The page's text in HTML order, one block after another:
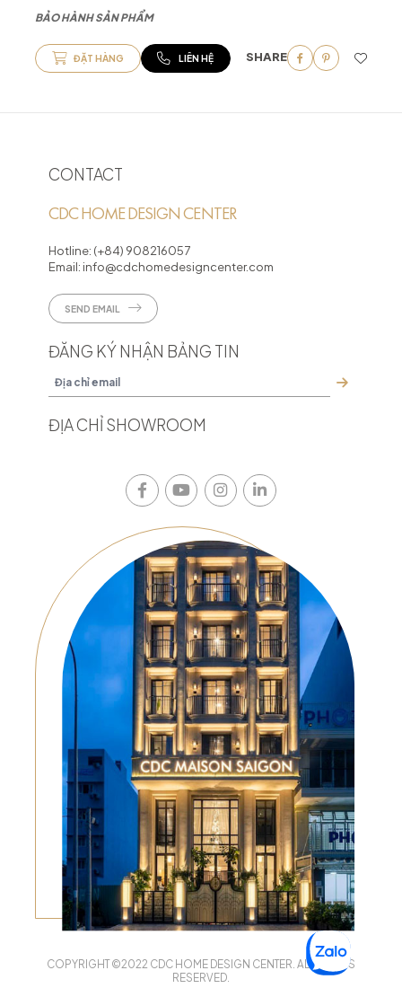
BẢO HÀNH SẢN PHẨM
ĐẶT HÀNG LIÊN HỆ SHARE
CONTACT
CDC HOME DESIGN CENTER
Hotline: (+84) 908216057
Email: info@cdchomedesigncenter.com
SEND EMAIL
ĐĂNG KÝ NHẬN BẢNG TIN
ĐỊA CHỈ SHOWROOM
COPYRIGHT ©2022 CDC HOME DESIGN CENTER. ALL RIGHTS
RESERVED.